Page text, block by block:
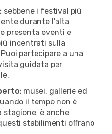
sebbene i festival più
durante l'alta
presenta eventi e
incentrati sulla
partecipare a una
guidata per
musei, gallerie ed
il tempo non è
stagione, è anche
stabilimenti offrano